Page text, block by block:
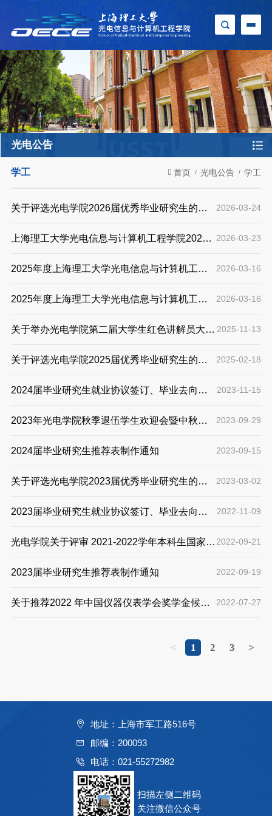
光电公告
学工 首页 光电公告 学工
关于评选光电学院2026届优秀毕业研究生的通
2026-03-24
上海理工大学光电信息与计算机工程学院2025-
2026-03-23
2025年度上海理工大学光电信息与计算机工程
秀团支部候选公示
2026-03-16
2025年度上海理工大学光电信息与计算机工程
秀团支部候选公示
2026-03-16
关于举办光电学院第二届大学生红色讲解员大赛 2025-11-13
关于评选光电学院2025届优秀毕业研究生的通
2025-02-18
2024届毕业研究生就业协议签订、毕业去向登
2023-11-15
2023年光电学院秋季退伍学生欢迎会暨中秋节
2023-09-29
2024届毕业研究生推荐表制作通知 2023-09-15
关于评选光电学院2023届优秀毕业研究生的通
2023-03-02
2023届毕业研究生就业协议签订、毕业去向登
2022-11-09
光电学院关于评审 2021-2022学年本科生国家奖 2022-09-21
2023届毕业研究生推荐表制作通知 2022-09-19
关于推荐2022 年中国仪器仪表学会奖学金候选
2022-07-27
< 1 2 3 >
地址：上海市军工路516号
邮编：200093
电话：021-55272982
扫描左侧二维码
关注微信公众号